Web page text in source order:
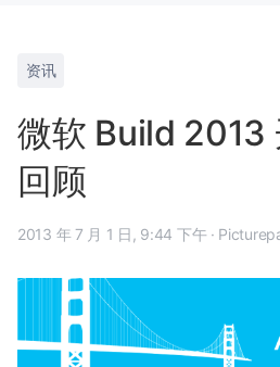
资讯
微软 Build 2013
回顾
2013 年 7 月 1 日, 9:44 下午 ·